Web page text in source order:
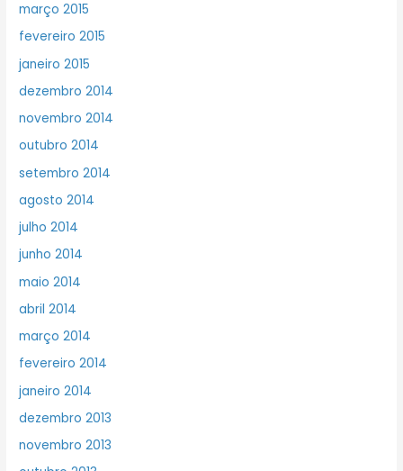
março 2015
fevereiro 2015
janeiro 2015
dezembro 2014
novembro 2014
outubro 2014
setembro 2014
agosto 2014
julho 2014
junho 2014
maio 2014
abril 2014
março 2014
fevereiro 2014
janeiro 2014
dezembro 2013
novembro 2013